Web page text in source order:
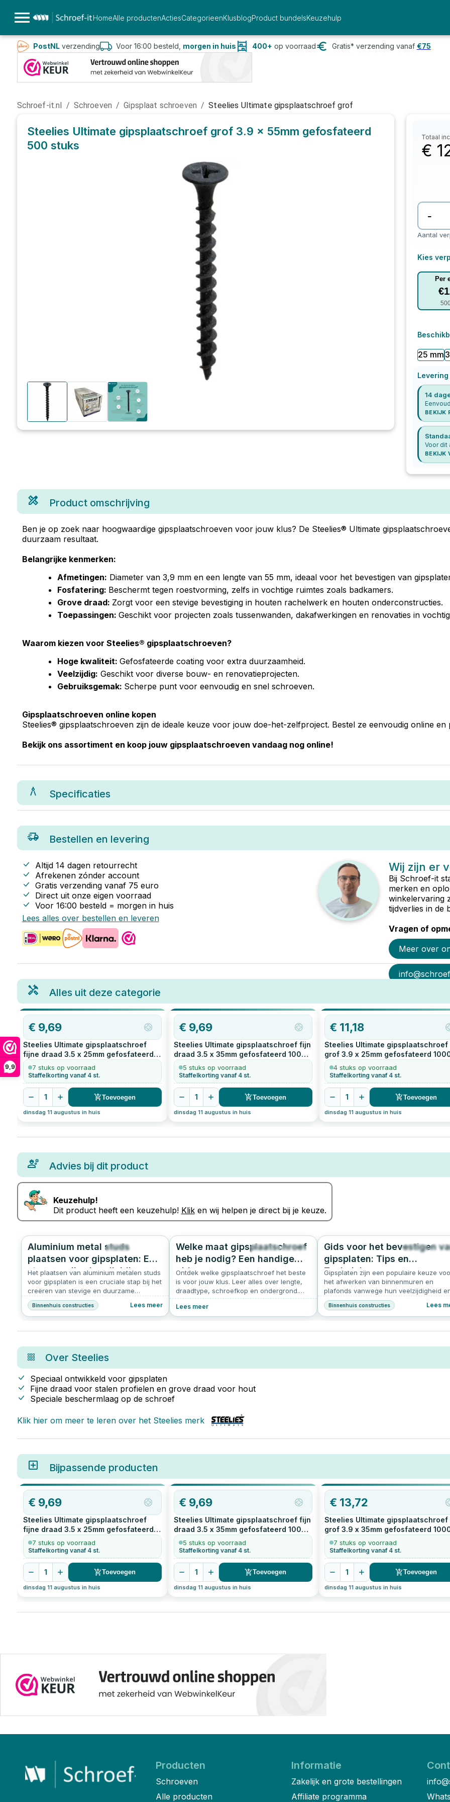
9,9
HomeAlle productenActiesCategorieenKlusblogProduct bundelsKeuzehulp
PostNLverzending Voor 16:00 besteld, morgen in huis 400+ op voorraad Gratis* verzending vanaf €75
Schroef-it.nl / Schroeven / Gipsplaat schroeven / Steelies Ultimate gipsplaatschroef grof
Steelies Ultimate gipsplaatschroef grof 3.9 x 55mm gefosfateerd
500 stuks
Totaal
€
-
Aantal
Kies
Per
€
25 mm
14
BEKIJK
Voor dit
BEKIJK
Product omschrijving
Ben je op zoek naar hoogwaardige gipsplaatschroeven voor jouw klus? De Steelies® Ultimate
duurzaam resultaat.
Belangrijke kenmerken:
Afmetingen: Diameter van 3,9 mm en een lengte van 55 mm, ideaal voor het bevestigen van
Fosfatering: Beschermt tegen roestvorming, zelfs in vochtige ruimtes zoals badkamers.
Grove draad: Zorgt voor een stevige bevestiging in houten rachelwerk en houten onderconstructies.
Toepassingen: Geschikt voor projecten zoals tussenwanden, dakafwerkingen en renovaties in
Waarom kiezen voor Steelies® gipsplaatschroeven?
Hoge kwaliteit: Gefosfateerde coating voor extra duurzaamheid.
Veelzijdig: Geschikt voor diverse bouw- en renovatieprojecten.
Gebruiksgemak: Scherpe punt voor eenvoudig en snel schroeven.
Gipsplaatschroeven online kopen
Steelies® gipsplaatschroeven zijn de ideale keuze voor jouw doe-het-zelfproject. Bestel ze eenvoudig online
Bekijk ons assortiment en koop jouw gipsplaatschroeven vandaag nog online!
Specificaties
Bestellen en levering
Altijd 14 dagen retourrecht
Afrekenen zónder account
Gratis verzending vanaf 75 euro
Direct uit onze eigen voorraad
Voor 16:00 besteld = morgen in huis
Lees alles over bestellen en leveren
Wij zijn er
Bij Schroef-it
merken en
winkelervaring
tijdverlies in de
Vragen of
Meer over
Alles uit deze categorie
€ 9,69
Steelies Ultimate gipsplaatschroef
fijne draad 3.5 x 25mm gefosfateerd
1000
stuks
7 stuks op voorraad
Staffelkorting vanaf 4 st.
1 Toevoegen
dinsdag 11 augustus in huis
€ 9,69
Steelies Ultimate gipsplaatschroef fijn
draad 3.5 x 35mm gefosfateerd 1000
stuks5 stuks op voorraad
Staffelkorting vanaf 4 st.
1 Toevoegen
dinsdag 11 augustus in huis
€ 11,18
Steelies Ultimate gipsplaatschroef
grof 3.9 x 25mm gefosfateerd
stuks4 stuks op voorraad
Staffelkorting vanaf 4 st.
1 Toevoegen
dinsdag 11 augustus in huis
Advies bij dit product
Keuzehulp!
Dit product heeft een keuzehulp! Kliken wij helpen je direct bij je keuze.
263
Aluminium metal studs
plaatsen voor gipsplaten: Een
stapsgewijze handleiding
Het plaatsen van aluminium metalen studs
voor gipsplaten is een cruciale stap bij het
creëren van stevige en duurzame
binnenmuren en plafonds. Het proces
vereist precisie en zorgvuldige planning
om ervoor te zorgen dat de constructie
Binnenhuis constructies Lees meer
1228 4.9
Welke maat gipsplaatschroef
heb je nodig? Een handige
gids
Ontdek welke gipsplaatschroef het beste
is voor jouw klus. Leer alles over lengte,
draadtype, schroefkop en ondergrond.
Handige tips van Schroef-it!
Lees meer
939
Gids voor het bevestigen
gipsplaten: Tips en
Technieken
Gipsplaten zijn een populaire keuze
het afwerken van binnenmuren en
plafonds vanwege hun veelzijdigheid
eenvoudige installatie. Hier een kort
overzicht van hoe je gipsplaten kunt
bevestigen.
Binnenhuis constructies Lees
Over Steelies
Speciaal ontwikkeld voor gipsplaten
Fijne draad voor stalen profielen en grove draad voor hout
Speciale beschermlaag op de schroef
Klik hier om meer te leren over het Steelies merk
Bijpassende producten
€ 9,69
Steelies Ultimate gipsplaatschroef
fijne draad 3.5 x 25mm gefosfateerd
1000
stuks
7 stuks op voorraad
Staffelkorting vanaf 4 st.
1 Toevoegen
dinsdag 11 augustus in huis
€ 9,69
Steelies Ultimate gipsplaatschroef fijn
draad 3.5 x 35mm gefosfateerd 1000
stuks5 stuks op voorraad
Staffelkorting vanaf 4 st.
1 Toevoegen
dinsdag 11 augustus in huis
€ 13,72
Steelies Ultimate gipsplaatschroef
grof 3.9 x 35mm gefosfateerd
stuks7 stuks op voorraad
Staffelkorting vanaf 4 st.
1 Toevoegen
dinsdag 11 augustus in huis
Producten
Schroeven
Alle producten
Informatie
Zakelijk en grote bestellingen
Affiliate programma